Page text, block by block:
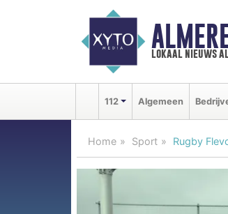
lokaal nieuws
112 Algemeen
Home Sport Rugby